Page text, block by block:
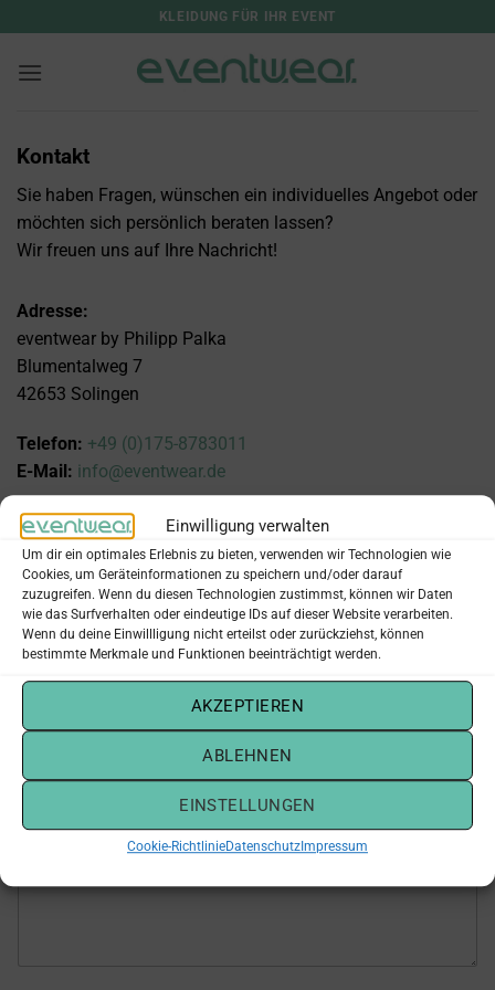
Einwilligung verwalten
Um dir ein optimales Erlebnis zu bieten, verwenden wir Technologien wie
Cookies, um Geräteinformationen zu speichern und/oder darauf
zuzugreifen. Wenn du diesen Technologien zustimmst, können wir Daten
wie das Surfverhalten oder eindeutige IDs auf dieser Website verarbeiten.
Wenn du deine Einwillligung nicht erteilst oder zurückziehst, können
bestimmte Merkmale und Funktionen beeinträchtigt werden.
AKZEPTIEREN
ABLEHNEN
EINSTELLUNGEN
Cookie-RichtlinieDatenschutz Impressum
Inhalt
springen
KLEIDUNG FÜR IHR EVENT
Kontakt
Sie haben Fragen, wünschen ein individuelles Angebot oder
möchten sich persönlich beraten lassen?
Wir freuen uns auf Ihre Nachricht!
Adresse:
eventwear by Philipp Palka
Blumentalweg 7
42653 Solingen
Telefon: +49 (0)175-8783011
E-Mail: info@eventwear.de
Name*
Vorname Nachname
*E-Mail-Adresse*